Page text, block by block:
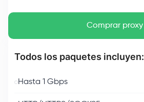
Comprar proxy
Todos los paquetes incluyen:
Hasta 1 Gbps